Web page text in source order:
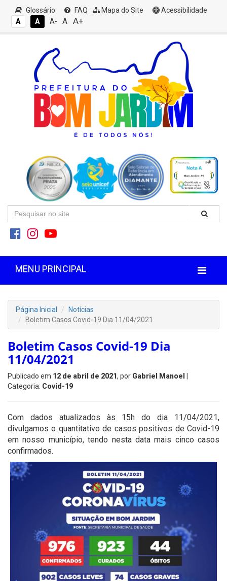
Glossário FAQ Mapa do Site
Acessibilidade
A
A A- A A+
MENU PRINCIPAL
Página Inicial
Notícias
Boletim Casos Covid-19 Dia 11/04/2021
Boletim Casos Covid-19 Dia
11/04/2021
Publicado em 12 de abril de 2021, por Gabriel Manoel
Categoria: Covid-19
Com dados atualizados às 15h do dia 11/04/2021,
divulgamos o quantitativo de casos positivos de Covid-19
em nosso município, tendo nesta data mais cinco casos
confirmados.